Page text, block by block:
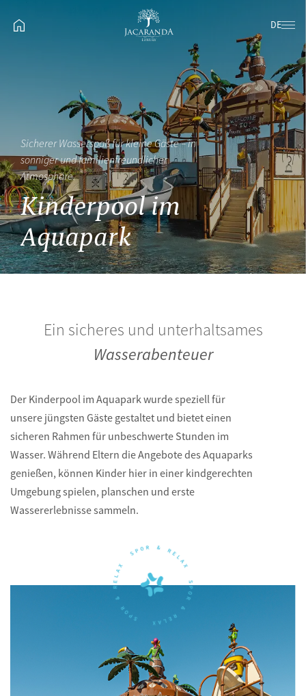
DE
Sicherer Wasserspaß für kleine Gäste – in
sonniger und familienfreundlicher
Atmosphäre.
Kinderpool im
Aquapark
Ein sicheres und unterhaltsames
Wasserabenteuer
Der Kinderpool im Aquapark wurde speziell für
unsere jüngsten Gäste gestaltet und bietet einen
sicheren Rahmen für unbeschwerte Stunden im
Wasser. Während Eltern die Angebote des Aquaparks
genießen, können Kinder hier in einer kindgerechten
Umgebung spielen, planschen und erste
Wassererlebnisse sammeln.